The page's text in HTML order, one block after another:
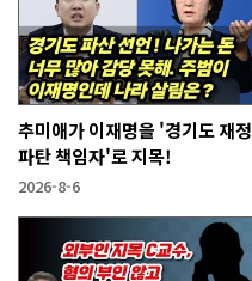
추미애가 이재명을 '경기도 재정
파탄 책임자'로 지목!
2026-8-6